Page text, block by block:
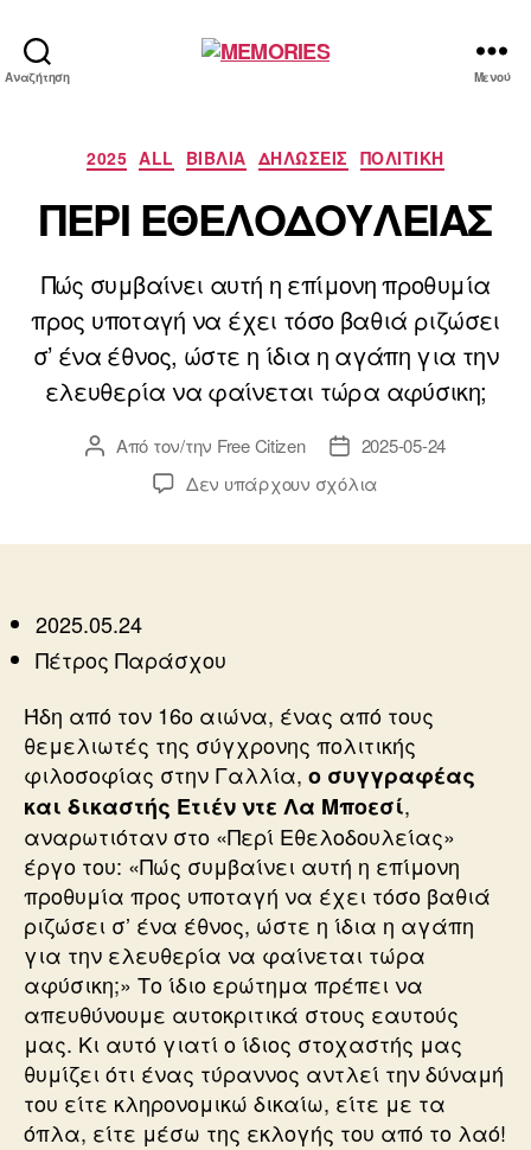
Αναζήτηση Μενού
Κατηγορίες
2025 ALL ΒΙΒΛΙΑ ΔΗΛΩΣΕΙΣ ΠΟΛΙΤΙΚΗ
ΠΕΡΙ ΕΘΕΛΟΔΟΥΛΕΙΑΣ
Πώς συμβαίνει αυτή η επίμονη προθυμία
προς υποταγή να έχει τόσο βαθιά ριζώσει
σ’ ένα έθνος, ώστε η ίδια η αγάπη για την
ελευθερία να φαίνεται τώρα αφύσικη;
Συντάκτης
άρθρου
Από τον/την Free Citizen
Ημ.
δημοσίευσης
2025-05-24
Δεν υπάρχουν σχόλια
2025.05.24
Πέτρος Παράσχου
Ήδη από τον 16ο αιώνα, ένας από τους
θεμελιωτές της σύγχρονης πολιτικής
φιλοσοφίας στην Γαλλία, ο συγγραφέας
και δικαστής Ετιέν ντε Λα Μποεσί,
αναρωτιόταν στο «Περί Εθελοδουλείας»
έργο του: «Πώς συμβαίνει αυτή η επίμονη
προθυμία προς υποταγή να έχει τόσο βαθιά
ριζώσει σ’ ένα έθνος, ώστε η ίδια η αγάπη
για την ελευθερία να φαίνεται τώρα
αφύσικη;» Το ίδιο ερώτημα πρέπει να
απευθύνουμε αυτοκριτικά στους εαυτούς
μας. Κι αυτό γιατί ο ίδιος στοχαστής μας
θυμίζει ότι ένας τύραννος αντλεί την δύναμή
του είτε κληρονομικώ δικαίω, είτε με τα
όπλα, είτε μέσω της εκλογής του από το λαό!